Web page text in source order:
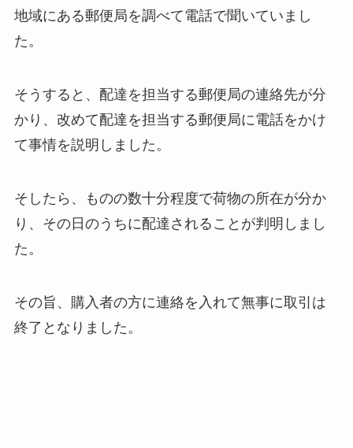
地域にある郵便局を調べて電話で聞いていまし
た。
そうすると、配達を担当する郵便局の連絡先が分
かり、改めて配達を担当する郵便局に電話をかけ
て事情を説明しました。
そしたら、ものの数十分程度で荷物の所在が分か
り、その日のうちに配達されることが判明しまし
た。
その旨、購入者の方に連絡を入れて無事に取引は
終了となりました。